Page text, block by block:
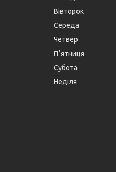
Вівторок
Середа
Четвер
Пʼятниця
Субота
Неділя